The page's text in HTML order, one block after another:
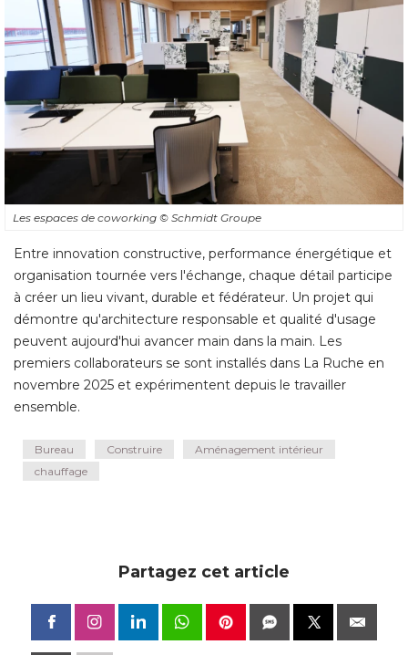
Les espaces de coworking © Schmidt Groupe
Entre innovation constructive, performance énergétique et
organisation tournée vers l'échange, chaque détail participe
à créer un lieu vivant, durable et fédérateur. Un projet qui
démontre qu'architecture responsable et qualité d'usage
peuvent aujourd'hui avancer main dans la main. Les
premiers collaborateurs se sont installés dans La Ruche en
novembre 2025 et expérimentent depuis le travailler
ensemble.
Bureau Construire
Aménagement intérieur
chauffage
Partagez cet article